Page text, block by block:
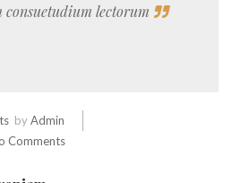
lectorum
byAdmin
Comments